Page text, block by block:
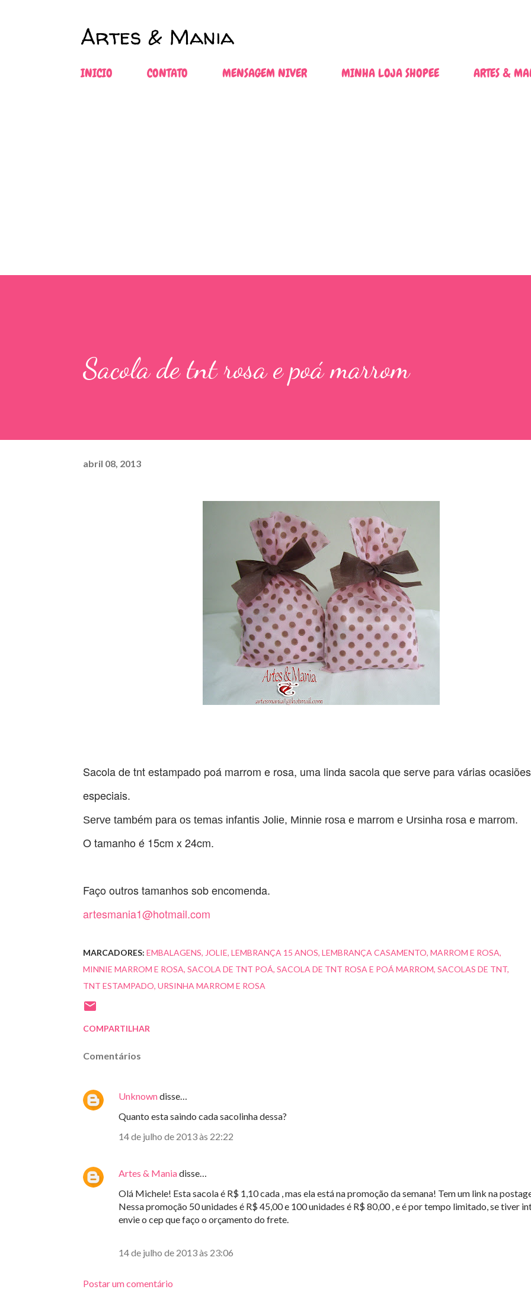
Artes & Mania
INICIO CONTATO MENSAGEM NIVER MINHA LOJA SHOPEE ARTES &
Sacola de tnt rosa e poá marrom
abril 08, 2013
Sacola de tnt estampado poá marrom e rosa, uma linda sacola que serve para várias ocasiões
especiais.
Serve também para os temas infantis Jolie, Minnie rosa e marrom e Ursinha rosa e marrom.
O tamanho é 15cm x 24cm.
Faço outros tamanhos sob encomenda.
artesmania1@hotmail.com
MARCADORES: EMBALAGENS JOLIE LEMBRANÇA 15 ANOS LEMBRANÇA CASAMENTO MARROM E ROSA
MINNIE MARROM E ROSA SACOLA DE TNT POÁ SACOLA DE TNT ROSA E POÁ MARROM SACOLAS DE TNT
TNT ESTAMPADO URSINHA MARROM E ROSA
COMPARTILHAR
Comentários
Unknowndisse…
Quanto esta saindo cada sacolinha dessa?
14 de julho de 2013 às 22:22
Artes & Maniadisse…
Olá Michele! Esta sacola é R$ 1,10 cada , mas ela está na promoção da semana! Tem um link na
Nessa promoção 50 unidades é R$ 45,00 e 100 unidades é R$ 80,00 , e é por tempo limitado, se tiver
envie o cep que faço o orçamento do frete.
14 de julho de 2013 às 23:06
Postar um comentário